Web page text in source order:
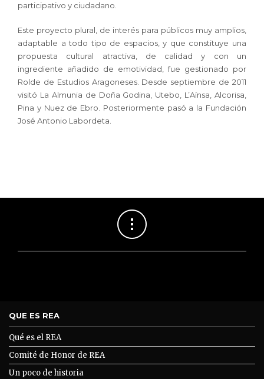
participativo y ciudadano.
Este proyecto plural, de interés para públicos muy amplios,
adaptable a todo tipo de espacios, y que constituye una
propuesta cultural atractiva, de calidad y con un
ingrediente añadido de emotividad, fue gestionado por
Rolde de Estudios Aragoneses. Desde septiembre de 2011
visitó La Almunia de Doña Godina, Utebo, L’Aínsa, Alcorisa,
Pina y Nuez de Ebro. Posteriormente pasó a la Fundación
José Antonio Labordeta.
QUE ES REA
Qué es el REA
Comité de Honor de REA
Un poco de historia